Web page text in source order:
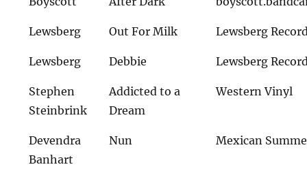
Lewsberg Out For Milk Lewsberg
Lewsberg Debbie Lewsberg
Stephen
Steinbrink
Addicted to a
Dream
Western Vinyl
Devendra
Banhart
Nun Mexican